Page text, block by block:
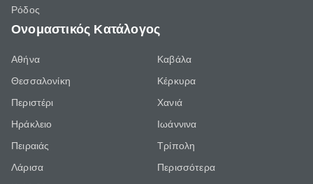
Ρόδος
Ονομαστικός Κατάλογος
Αθήνα
Θεσσαλονίκη
Περιστέρι
Ηράκλειο
Πειραιάς
Λάρισα
Καβάλα
Κέρκυρα
Χανιά
Ιωάννινα
Τρίπολη
Περισσότερα